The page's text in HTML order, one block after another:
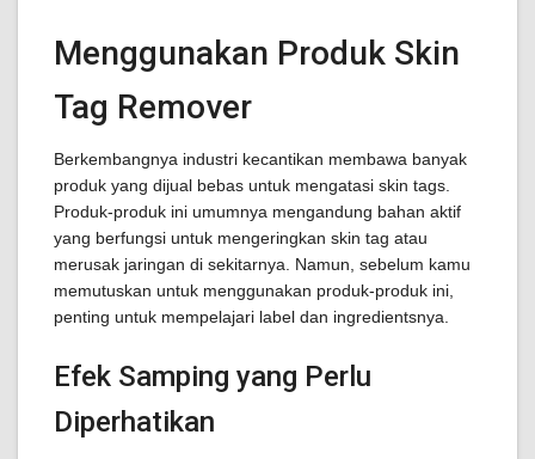
Menggunakan Produk Skin
Tag Remover
Berkembangnya industri kecantikan membawa banyak
produk yang dijual bebas untuk mengatasi skin tags.
Produk-produk ini umumnya mengandung bahan aktif
yang berfungsi untuk mengeringkan skin tag atau
merusak jaringan di sekitarnya. Namun, sebelum kamu
memutuskan untuk menggunakan produk-produk ini,
penting untuk mempelajari label dan ingredientsnya.
Efek Samping yang Perlu
Diperhatikan